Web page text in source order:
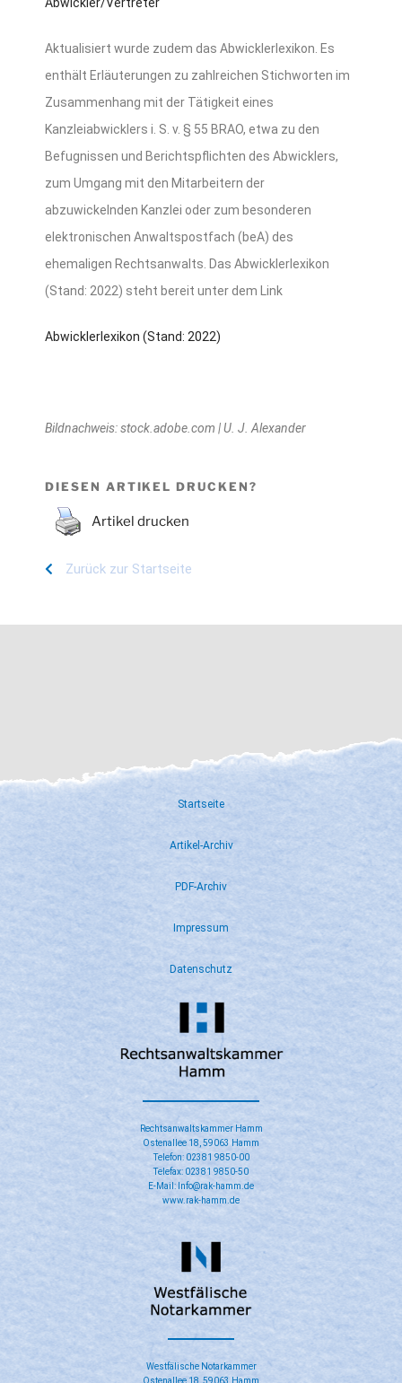
Aktualisiert wurde zudem das Abwicklerlexikon. Es
enthält Erläuterungen zu zahlreichen Stichworten im
Zusammenhang mit der Tätigkeit eines
Kanzleiabwicklers i. S. v. § 55 BRAO, etwa zu den
Befugnissen und Berichtspflichten des Abwicklers,
zum Umgang mit den Mitarbeitern der
abzuwickelnden Kanzlei oder zum besonderen
elektronischen Anwaltspostfach (beA) des
ehemaligen Rechtsanwalts. Das Abwicklerlexikon
(Stand: 2022) steht bereit unter dem Link
Abwicklerlexikon (Stand: 2022)
Bildnachweis: stock.adobe.com | U. J. Alexander
DIESEN ARTIKEL DRUCKEN?
Artikel drucken
Zurück zur Startseite
Startseite
Artikel-Archiv
PDF-Archiv
Impressum
Datenschutz
Rechtsanwaltskammer Hamm
Ostenallee 18, 59063 Hamm
Telefon: 02381 9850-00
Telefax: 02381 9850-50
E-Mail: Info@rak-hamm.de
www.rak-hamm.de
​Westfälische Notarkammer
Ostenallee 18, 59063 Hamm